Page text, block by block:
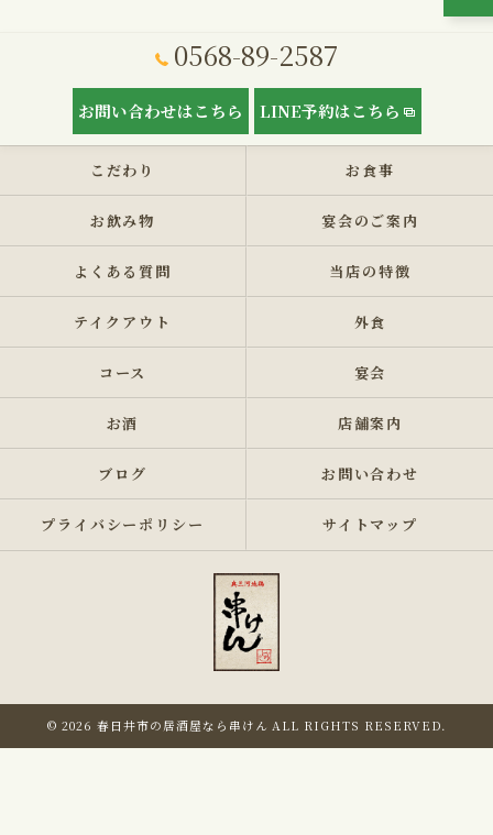
0568-89-2587
お問い合わせはこちら LINE予約はこちら
こだわり お食事
お飲み物 宴会のご案内
よくある質問 当店の特徴
テイクアウト 外食
コース 宴会
お酒 店舗案内
ブログ お問い合わせ
プライバシーポリシー サイトマップ
© 2026 春日井市の居酒屋なら串けん ALL RIGHTS RESERVED.